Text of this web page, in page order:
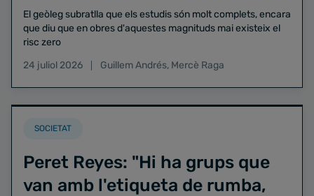
El geòleg subratlla que els estudis són molt complets, encara
que diu que en obres d'aquestes magnituds mai existeix el
risc zero
24 juliol 2026
Guillem Andrés, Mercè Raga
SOCIETAT
Peret Reyes: "Hi ha grups que
van amb l'etiqueta de rumba,